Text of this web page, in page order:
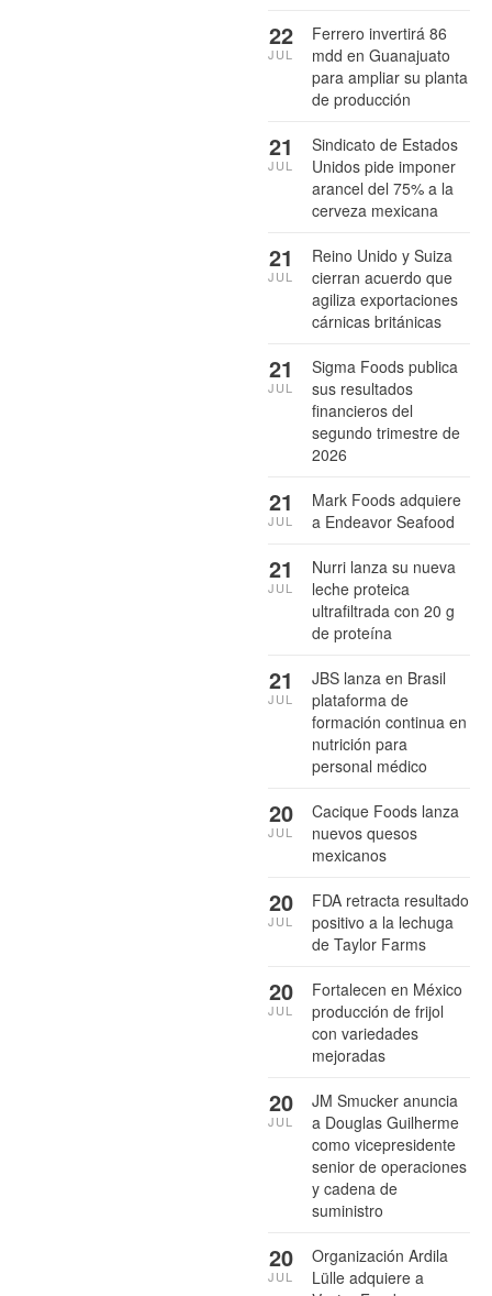
Ferrero invertirá 86
mdd en Guanajuato
para ampliar su planta
de producción
22
JUL
Sindicato de Estados
Unidos pide imponer
arancel del 75% a la
cerveza mexicana
21
JUL
Reino Unido y Suiza
cierran acuerdo que
agiliza exportaciones
cárnicas británicas
21
JUL
Sigma Foods publica
sus resultados
financieros del
segundo trimestre de
2026
21
JUL
Mark Foods adquiere
a Endeavor Seafood
21
JUL
Nurri lanza su nueva
leche proteica
ultrafiltrada con 20 g
de proteína
21
JUL
JBS lanza en Brasil
plataforma de
formación continua en
nutrición para
personal médico
21
JUL
Cacique Foods lanza
nuevos quesos
mexicanos
20
JUL
FDA retracta resultado
positivo a la lechuga
de Taylor Farms
20
JUL
Fortalecen en México
producción de frijol
con variedades
mejoradas
20
JUL
JM Smucker anuncia
a Douglas Guilherme
como vicepresidente
senior de operaciones
y cadena de
suministro
20
JUL
Organización Ardila
Lülle adquiere a
20
JUL